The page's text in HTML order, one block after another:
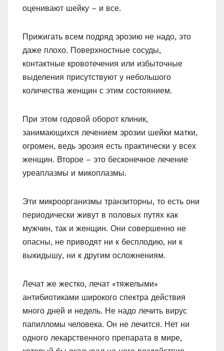
оценивают шейку – и все.
Прижигать всем подряд эрозию не надо, это
даже плохо. Поверхностные сосуды,
контактные кровотечения или избыточные
выделения присутствуют у небольшого
количества женщин с этим состоянием.
При этом годовой оборот клиник,
занимающихся лечением эрозии шейки матки,
огромен, ведь эрозия есть практически у всех
женщин. Второе – это бесконечное лечение
уреаплазмы и микоплазмы.
Эти микроорганизмы транзиторны, то есть они
периодически живут в половых путях как
мужчин, так и женщин. Они совершенно не
опасны, не приводят ни к бесплодию, ни к
выкидышу, ни к другим осложнениям.
Лечат же жестко, лечат «тяжелыми»
антибиотиками широкого спектра действия
много дней и недель. Не надо лечить вирус
папилломы человека. Он не лечится. Нет ни
одного лекарственного препарата в мире,